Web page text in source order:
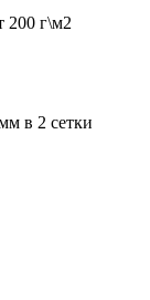
200 г\м2
в 2 сетки